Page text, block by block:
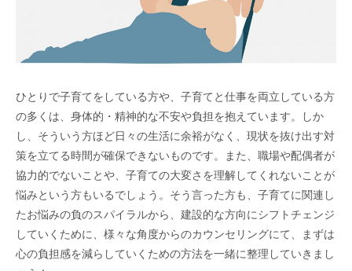
ひとりで子育てをしている方や、子育てと仕事を両立している方
の多くは、身体的・精神的な不安や負担を抱えています。しか
し、そういう方ほど日々の生活に余裕がなく、現状を抜け出す対
策を立てる時間が確保できないものです。また、職場や配偶者が
協力的でないことや、子育ての大変さを理解してくれないことが
悩みという方もいるでしょう。そう言った方も、子育てに関連し
たお悩みの負のスパイラルから、建設的な方向にシフトチェンジ
していくために、様々な角度からのカウンセリングにて、まずは
心の負担感を減らしていくための方法を一緒に整理していきまし